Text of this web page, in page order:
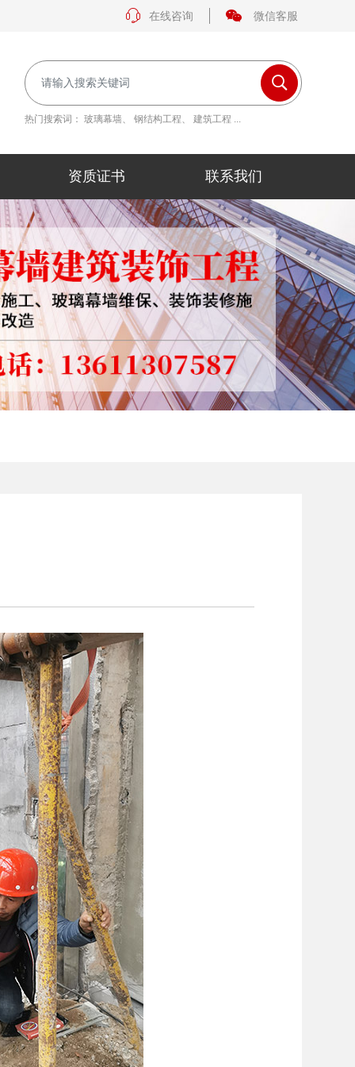
在线咨询 微信客服
热门搜索词： 玻璃幕墙 钢结构工程 建筑工程
资质证书 联系我们